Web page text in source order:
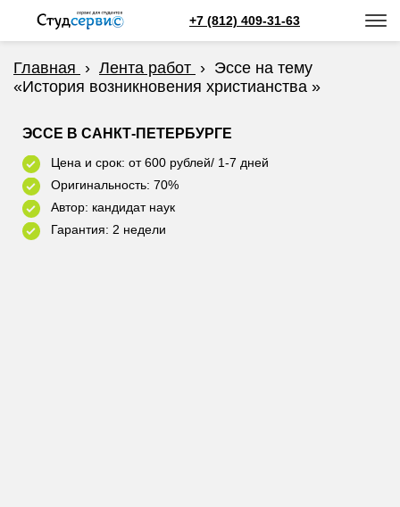
+7 (812) 409-31-63
Главная › Лента работ › Эссе на тему
«История возникновения христианства »
ЭССЕ В САНКТ-ПЕТЕРБУРГЕ
Цена и срок: от 600 рублей/ 1-7 дней
Оригинальность: 70%
Автор: кандидат наук
Гарантия: 2 недели